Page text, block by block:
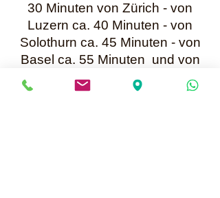
30 Minuten von Zürich - von
Luzern ca. 40 Minuten - von
Solothurn ca. 45 Minuten - von
Basel ca. 55 Minuten und von
Bern ca. 60 Minuten entfernt.